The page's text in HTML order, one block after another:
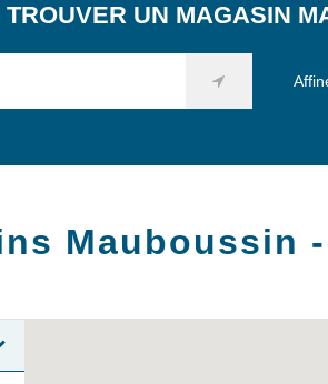
TROUVER UN MAGASIN
Mauboussin -